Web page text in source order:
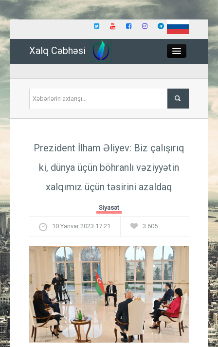
Xalq Cəbhəsi
İqtisadiyyat
Güney Azərbaycan
Mədəniyyət
Müsahibə
İdman
Layihə
Prezident İlham Əliyev: Biz çalışırıq
ki, dünya üçün böhranlı vəziyyətin
xalqımız üçün təsirini azaldaq
Siyasət
10 Yanvar 2023 17:21 3 605